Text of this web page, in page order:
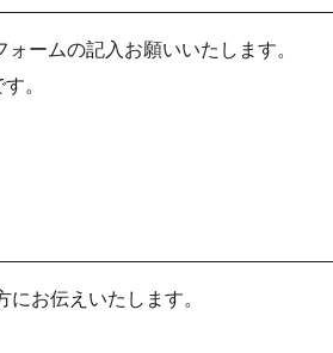
ームの記入お願いいたします。
。
お伝えいたします。